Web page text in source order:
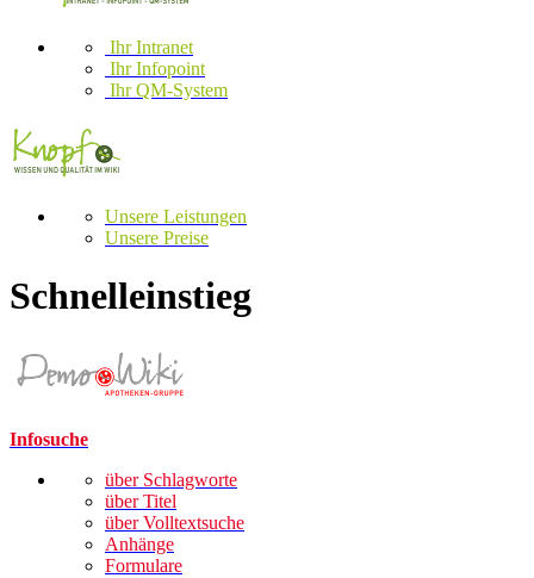
Ihr Intranet
Ihr Infopoint
Ihr QM-System
Unsere Leistungen
Unsere Preise
Schnelleinstieg
Infosuche
über Schlagworte
über Titel
über Volltextsuche
Anhänge
Formulare